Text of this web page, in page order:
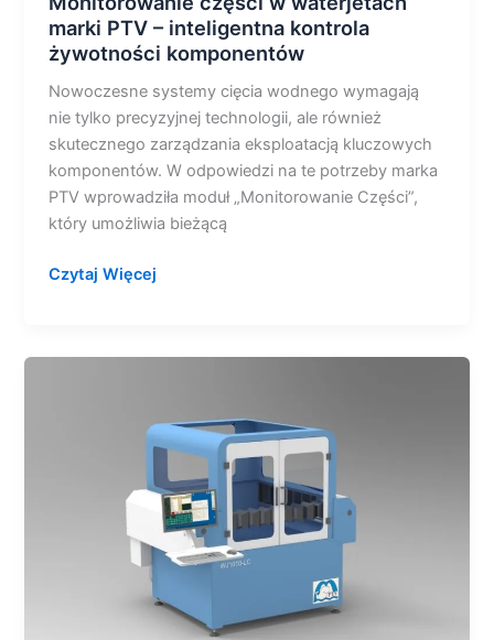
marki PTV – inteligentna kontrola
żywotności komponentów
Nowoczesne systemy cięcia wodnego wymagają
nie tylko precyzyjnej technologii, ale również
skutecznego zarządzania eksploatacją kluczowych
komponentów. W odpowiedzi na te potrzeby marka
PTV wprowadziła moduł „Monitorowanie Części”,
który umożliwia bieżącą
Czytaj Więcej
technologia